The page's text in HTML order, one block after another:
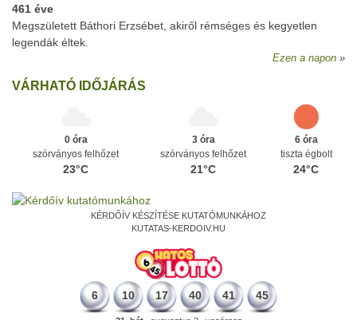
461 éve
Megszületett Báthori Erzsébet, akiről rémséges és kegyetlen
legendák éltek.
Ezen a napon
VÁRHATÓ IDŐJÁRÁS
0 óra
szórványos felhőzet
23°C
3 óra
szórványos felhőzet
21°C
6 óra
tiszta égbolt
24°C
KÉRDŐÍV KÉSZÍTÉSE KUTATÓMUNKÁHOZ
KUTATAS-KERDOIV.HU
6 10 17 40 41 45